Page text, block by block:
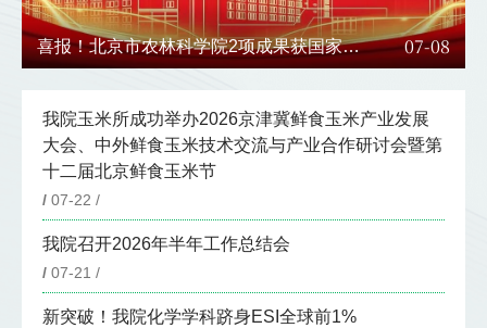
我院在北京市直机关“两优一先”表彰中荣获3
个奖项
07-01
我院玉米所成功举办2026京津冀鲜食玉米产业发展
大会、中外鲜食玉米技术交流与产业合作研讨会暨第
十二届北京鲜食玉米节
/ 07-22 /
我院召开2026年半年工作总结会
/ 07-21 /
新突破！我院化学学科跻身ESI全球前1%